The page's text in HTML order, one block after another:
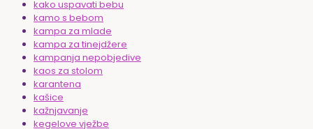
kako uspavati bebu
kamo s bebom
kampa za mlade
kampa za tinejdžere
kampanja nepobjedive
kaos za stolom
karantena
kašice
kažnjavanje
kegelove vježbe